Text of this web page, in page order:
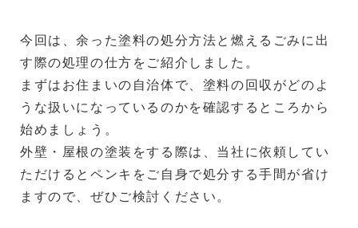
今回は、余った塗料の処分方法と燃えるごみに出
す際の処理の仕方をご紹介しました。
まずはお住まいの自治体で、塗料の回収がどのよ
うな扱いになっているのかを確認するところから
始めましょう。
外壁・屋根の塗装をする際は、当社に依頼してい
ただけるとペンキをご自身で処分する手間が省け
ますので、ぜひご検討ください。